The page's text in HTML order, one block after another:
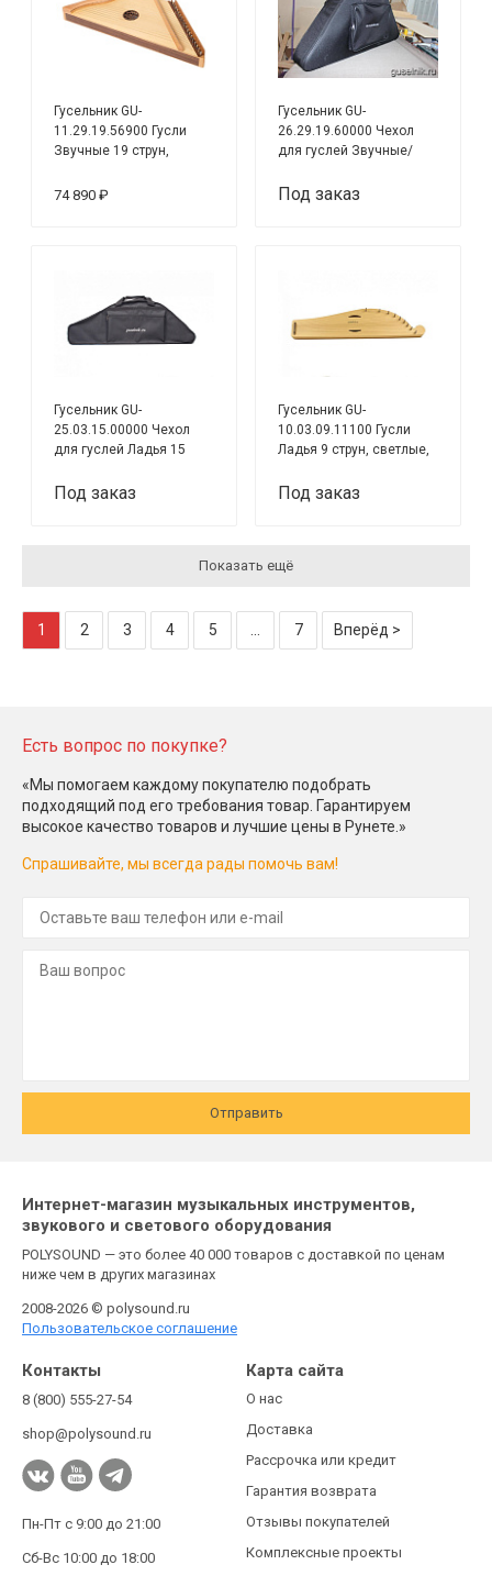
Гусельник GU-
11.29.19.56900 Гусли
Звучные 19 струн,
светлые, МАКС
74 890 ₽
Гусельник GU-
26.29.19.60000 Чехол
для гуслей Звучные/
полужесткий, чёрный
Под заказ
Гусельник GU-
25.03.15.00000 Чехол
для гуслей Ладья 15
Под заказ
Гусельник GU-
10.03.09.11100 Гусли
Ладья 9 струн, светлые,
Под заказ
Показать ещё
1 2 3 4 5 7 Вперёд >
Есть вопрос по покупке?
«Мы помогаем каждому покупателю подобрать
подходящий под его требования товар. Гарантируем
высокое качество товаров и лучшие цены в Рунете.»
Спрашивайте, мы всегда рады помочь вам!
Отправить
Интернет-магазин музыкальных инструментов,
звукового и светового оборудования
POLYSOUND — это более 40 000 товаров с доставкой по ценам
ниже чем в других магазинах
2008-2026 © polysound.ru
Пользовательское соглашение
Контакты
8 (800) 555-27-54
shop@polysound.ru
Пн-Пт с 9:00 до 21:00
Сб-Вс 10:00 до 18:00
Карта сайта
О нас
Доставка
Рассрочка или кредит
Гарантия возврата
Отзывы покупателей
Комплексные проекты